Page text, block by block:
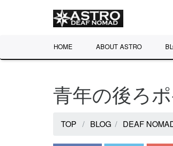
HOME ABOUT ASTRO
青年の後ろ
TOP BLOG DEAF